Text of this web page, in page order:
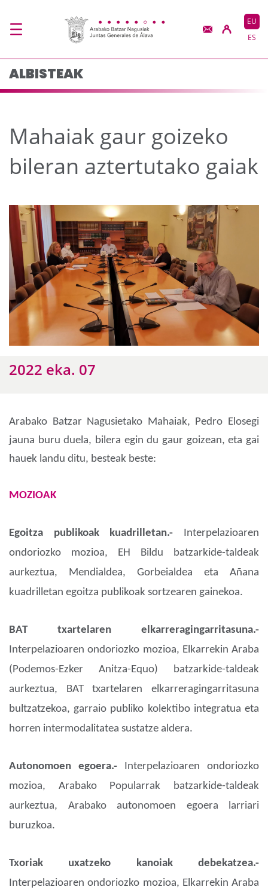
Mahaiak gaur goizekoEU
ES
ALBISTEAK
Mahaiak gaur goizeko
bileran aztertutako gaiak
2022 eka. 07
Arabako Batzar Nagusietako Mahaiak, Pedro Elosegi
jauna buru duela, bilera egin du gaur goizean, eta gai
hauek landu ditu, besteak beste:
MOZIOAK
Egoitza publikoak kuadrilletan.- Interpelazioaren
ondoriozko mozioa, EH Bildu batzarkide-taldeak
aurkeztua, Mendialdea, Gorbeialdea eta Añana
kuadrilletan egoitza publikoak sortzearen gainekoa.
BAT txartelaren elkarreragingarritasuna.-
Interpelazioaren ondoriozko mozioa, Elkarrekin Araba
(Podemos-Ezker Anitza-Equo) batzarkide-taldeak
aurkeztua, BAT txartelaren elkarreragingarritasuna
bultzatzekoa, garraio publiko kolektibo integratua eta
horren intermodalitatea sustatze aldera.
Autonomoen egoera.- Interpelazioaren ondoriozko
mozioa, Arabako Popularrak batzarkide-taldeak
aurkeztua, Arabako autonomoen egoera larriari
buruzkoa.
Txoriak uxatzeko kanoiak debekatzea.-
Interpelazioaren ondoriozko mozioa, Elkarrekin Araba